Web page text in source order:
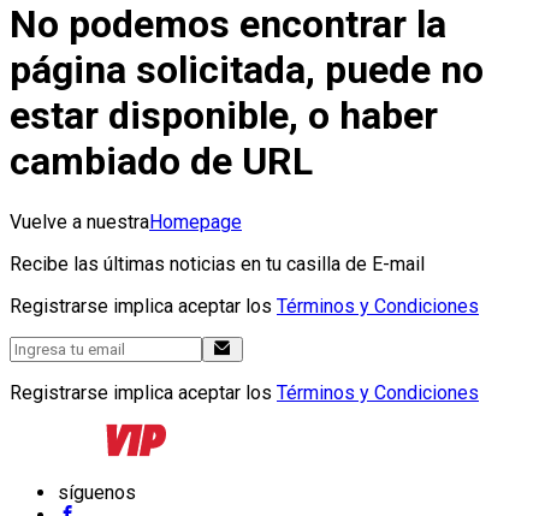
No podemos encontrar la
página solicitada, puede no
estar disponible, o haber
cambiado de URL
Vuelve a nuestraHomepage
Recibe las últimas noticias en tu casilla de E-mail
Registrarse implica aceptar los Términos y Condiciones
Registrarse implica aceptar los Términos y Condiciones
síguenos